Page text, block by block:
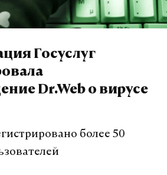
Госуслуг
Dr.Web о вирусе
более 50